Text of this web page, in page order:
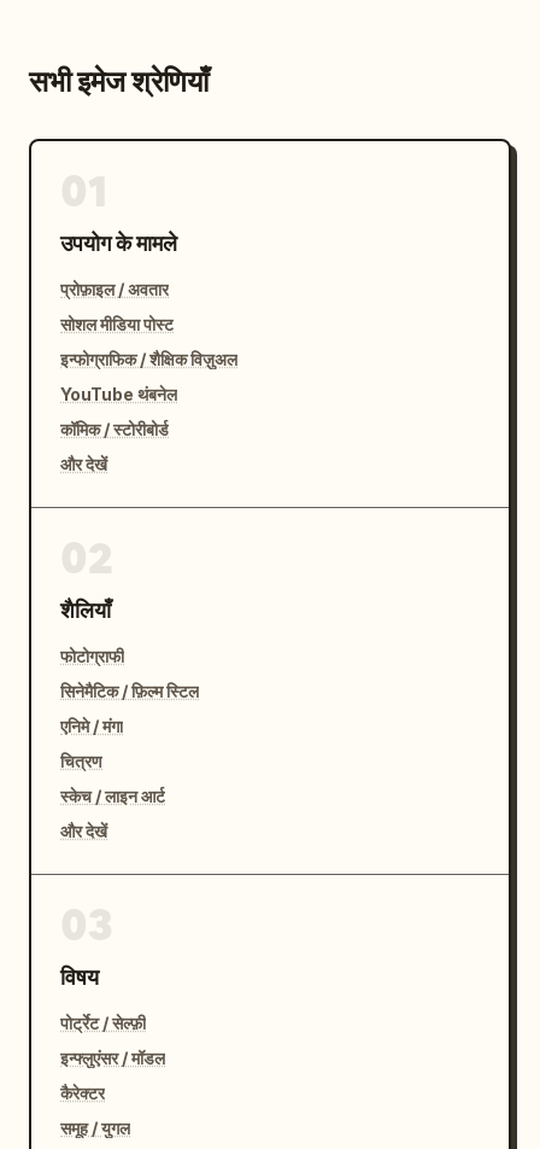
सभी इमेज श्रेणियाँ
उपयोग के मामले
प्रोफ़ाइल / अवतार
सोशल मीडिया पोस्ट
इन्फोग्राफिक / शैक्षिक विज़ुअल
YouTube थंबनेल
कॉमिक / स्टोरीबोर्ड
और देखें
शैलियाँ
फोटोग्राफी
सिनेमैटिक / फ़िल्म स्टिल
एनिमे / मंगा
चित्रण
स्केच / लाइन आर्ट
और देखें
विषय
पोर्ट्रेट / सेल्फ़ी
इन्फ्लुएंसर / मॉडल
कैरेक्टर
समूह / युगल